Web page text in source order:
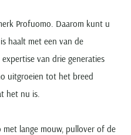
Profuomo. Daarom kunt u
haalt met een van de
van drie generaties
uitgroeien tot het breed
het nu is.
lange mouw, pullover of de